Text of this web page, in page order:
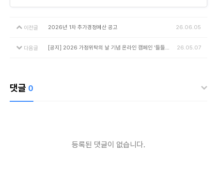
이전글 2026년 1차 추가경정예산 공고 26.06.05
다음글 26.05.07
댓글 0
등록된 댓글이 없습니다.